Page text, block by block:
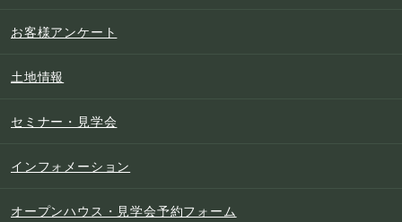
お客様アンケート
土地情報
セミナー・見学会
インフォメーション
オープンハウス・見学会予約フォーム